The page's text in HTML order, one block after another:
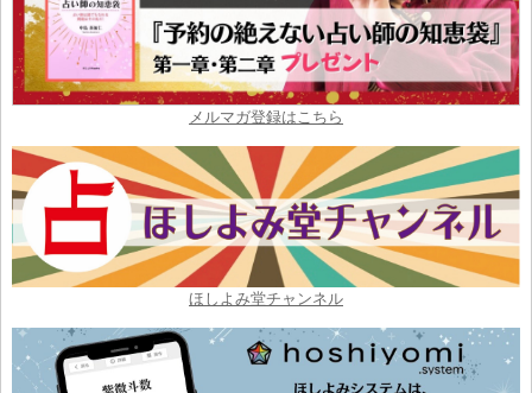
メルマガ登録はこちら
ほしよみ堂チャンネル